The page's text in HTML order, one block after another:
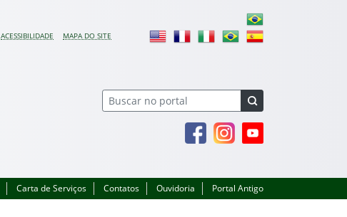
ACESSIBILIDADE MAPA DO SITE
FacebookInstagramYoutube
Carta de Serviços Contatos Ouvidoria Portal Antigo